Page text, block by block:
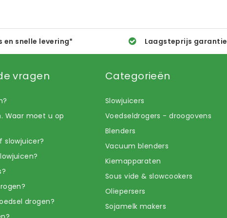
en snelle levering* Laagsteprijs garantie
vragen
Waar moet u op
slowjuicer?
drogen?
Categorieën
Slowjuicers
Voedseldrogers - droogovens
Blenders
Vacuum blenders
Kiemapparaten
Sous vide & slowcookers
Oliepersers
Sojamelk makers